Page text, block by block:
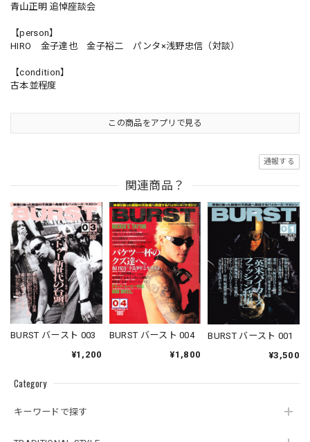
Category
キーワードで探す
青山正明 追悼座談会
【person】
HIRO 金子達也 金子裕二 パンタ×浅野忠信（対談）
【condition】
古本並程度
この商品をアプリで見る
通報する
関連商品？
BURST バースト 003
¥1,200
BURST バースト 004
¥1,800
BURST バースト 001
¥3,500